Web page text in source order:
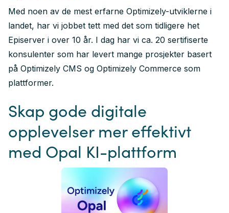
Med noen av de mest erfarne Optimizely-utviklerne i
landet, har vi jobbet tett med det som tidligere het
Episerver i over 10 år. I dag har vi ca. 20 sertifiserte
konsulenter som har levert mange prosjekter basert
på Optimizely CMS og Optimizely Commerce som
plattformer.
Skap gode digitale
opplevelser mer effektivt
med Opal KI-plattform